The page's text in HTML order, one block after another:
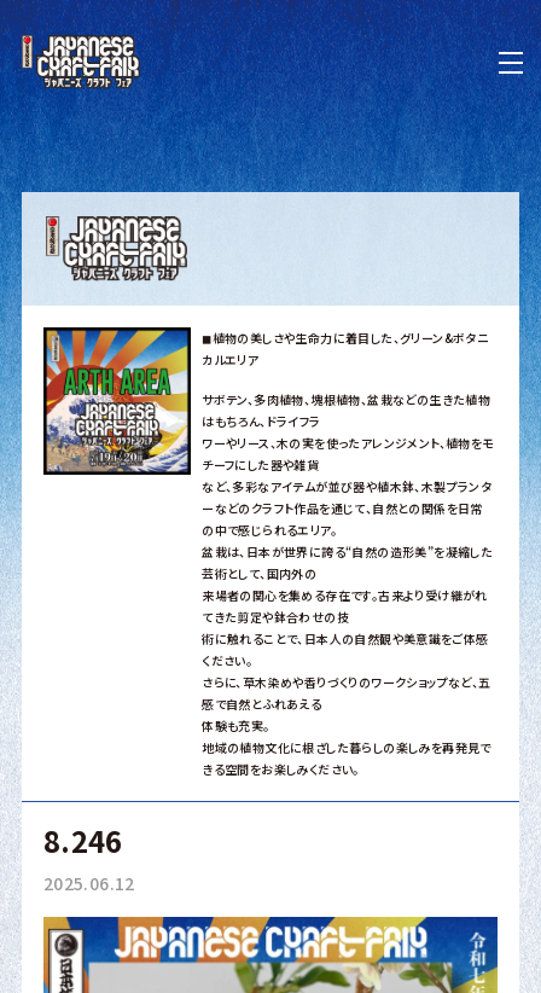
◼︎植物の美しさや生命力に着目した、グリーン&ボタニ
カルエリア
サボテン、多肉植物、塊根植物、盆栽などの生きた植物
はもちろん、ドライフラ
ワーやリース、木の実を使ったアレンジメント、植物をモ
チーフにした器や雑貨
など、多彩なアイテムが並び器や植木鉢、木製プランタ
ーなどのクラフト作品を通じて、自然との関係を日常
の中で感じられるエリア。
盆栽は、日本が世界に誇る“自然の造形美”を凝縮した
芸術として、国内外の
来場者の関心を集める存在です。古来より受け継がれ
てきた剪定や鉢合わせの技
術に触れることで、日本人の自然観や美意識をご体感
ください。
さらに、草木染めや香りづくりのワークショップなど、五
感で自然とふれあえる
体験も充実。
地域の植物文化に根ざした暮らしの楽しみを再発見で
きる空間をお楽しみください。
8.246
2025.06.12